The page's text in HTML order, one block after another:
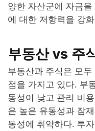
양한 자산군에 자금
에 대한 저항력을 강
부동산 vs 주
부동산과 주식은 모
점을 가지고 있다. 부
동성이 낮고 관리 비
은 높은 유동성과 잠
동성에 취약하다. 투